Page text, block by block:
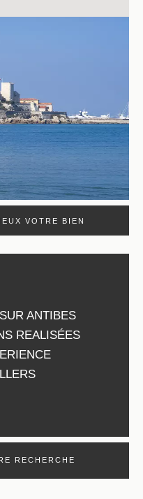
VOTRE BIEN
ANTIBES
REALISÉES
RECHERCHE